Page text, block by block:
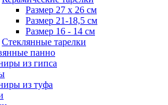
Размер 27 х 26 см
Размер 21-18,5 см
Размер 16 - 14 см
Стеклянные тарелки
панно
из гипса
из туфа